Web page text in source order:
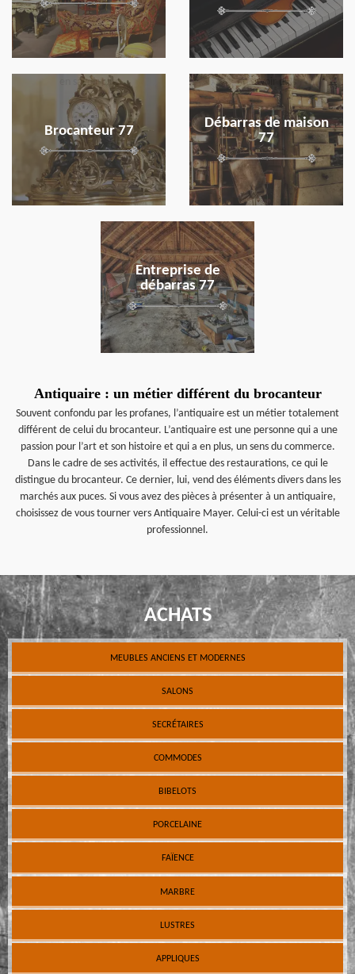
Brocanteur 77
en savoir plus
Débarras de maison
77
en savoir plus
Entreprise de
débarras 77
en savoir plus
Antiquaire : un métier différent du brocanteur
Souvent confondu par les profanes, l’antiquaire est un métier totalement
différent de celui du brocanteur. L’antiquaire est une personne qui a une
passion pour l’art et son histoire et qui a en plus, un sens du commerce.
Dans le cadre de ses activités, il effectue des restaurations, ce qui le
distingue du brocanteur. Ce dernier, lui, vend des éléments divers dans les
marchés aux puces. Si vous avez des pièces à présenter à un antiquaire,
choisissez de vous tourner vers Antiquaire Mayer. Celui-ci est un véritable
professionnel.
ACHATS
MEUBLES ANCIENS ET MODERNES
SALONS
SECRÉTAIRES
COMMODES
BIBELOTS
PORCELAINE
FAÏENCE
MARBRE
LUSTRES
APPLIQUES